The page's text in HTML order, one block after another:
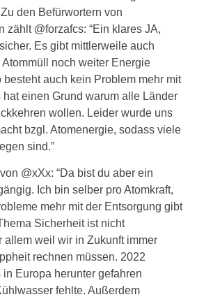
den Befürwortern von
zählt @forzafcs: “Ein klares JA,
Es gibt mittlerweile auch
noch weiter Energie
auch kein Problem mehr mit
einen Grund warum alle Länder
wollen. Leider wurde uns
bzgl. Atomenergie, sodass viele
sind.”
@xXx: “Da bist du aber ein
Ich bin selber pro Atomkraft,
mehr mit der Entsorgung gibt
Sicherheit ist nicht
allem weil wir in Zukunft immer
rechnen müssen. 2022
Europa herunter gefahren
fehlte. Außerdem